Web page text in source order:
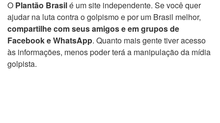
O Plantão Brasilé um site independente. Se você quer
ajudar na luta contra o golpismo e por um Brasil melhor,
compartilhe com seus amigos e em grupos de
Facebook e WhatsApp. Quanto mais gente tiver acesso
às informações, menos poder terá a manipulação da mídia
golpista.